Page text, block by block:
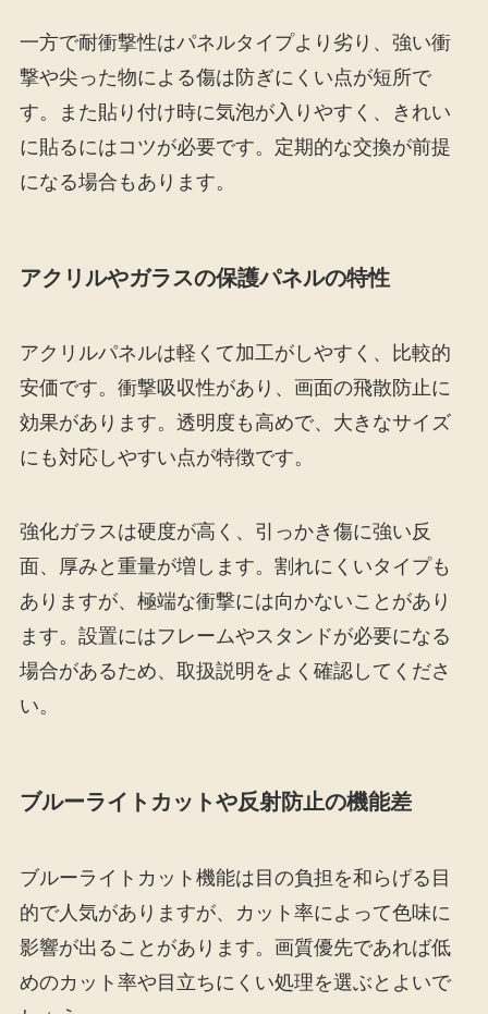
一方で耐衝撃性はパネルタイプより劣り、強い衝
撃や尖った物による傷は防ぎにくい点が短所で
す。また貼り付け時に気泡が入りやすく、きれい
に貼るにはコツが必要です。定期的な交換が前提
になる場合もあります。
アクリルやガラスの保護パネルの特性
アクリルパネルは軽くて加工がしやすく、比較的
安価です。衝撃吸収性があり、画面の飛散防止に
効果があります。透明度も高めで、大きなサイズ
にも対応しやすい点が特徴です。
強化ガラスは硬度が高く、引っかき傷に強い反
面、厚みと重量が増します。割れにくいタイプも
ありますが、極端な衝撃には向かないことがあり
ます。設置にはフレームやスタンドが必要になる
場合があるため、取扱説明をよく確認してくださ
い。
ブルーライトカットや反射防止の機能差
ブルーライトカット機能は目の負担を和らげる目
的で人気がありますが、カット率によって色味に
影響が出ることがあります。画質優先であれば低
めのカット率や目立ちにくい処理を選ぶとよいで